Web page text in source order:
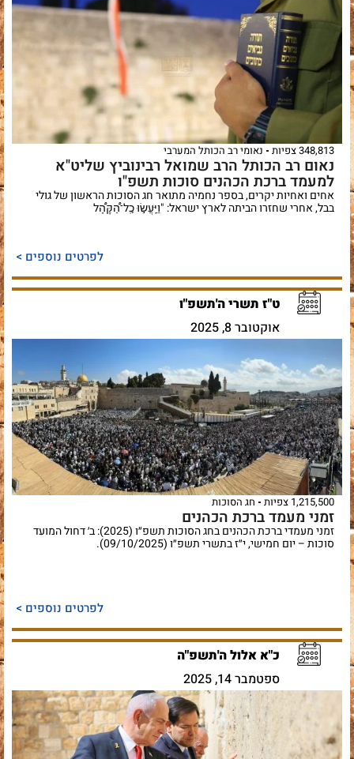
348,813 צפיות נאומי רב הכותל המערבי
נאום רב הכותל הרב שמואל רבינוביץ שליט"א
למעמד ברכת הכהנים סוכות תשפ"ו
אחים ואחיות יקרים, בספר נחמיה מתואר חג הסוכות הראשון של גולי
בבל, אחרי שחזרו הביתה לארץ ישראל: "וַיַּֽעֲשׂ֣וּ כׇֽל־הַ֠קָּהָ֠ל
לפרטים נוספים >
ט"ז תשרי ה'תשפ"ו
אוקטובר 8, 2025
1,215,500 צפיות חג הסוכות
זמני מעמד ברכת הכהנים
זמני מעמדי ברכת הכהנים בחג הסוכות תשפ״ו (2025): ב׳ דחול המועד
סוכות – יום חמישי, י״ז בתשרי תשפ״ו (09/10/2025).
לפרטים נוספים >
כ"א אלול ה'תשפ"ה
ספטמבר 14, 2025